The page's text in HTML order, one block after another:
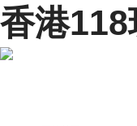
香港